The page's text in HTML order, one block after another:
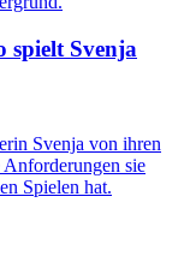
spielt Svenja
Svenja von ihren
sie
Spielen hat.